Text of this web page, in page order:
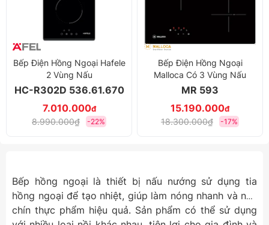
Bếp Điện Hồng Ngoại Hafele
2 Vùng Nấu
HC-R302D 536.61.670
7.010.000đ
8.990.000₫ -22%
Bếp Điện Hồng Ngoại
Malloca Có 3 Vùng Nấu
MR 593
15.190.000đ
18.300.000₫ -17%
Bếp hồng ngoại là thiết bị nấu nướng sử dụng tia
hồng ngoại để tạo nhiệt, giúp làm nóng nhanh và nấu
chín thực phẩm hiệu quả. Sản phẩm có thể sử dụng